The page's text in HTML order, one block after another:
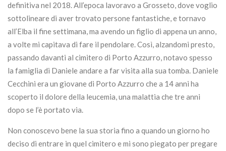
definitiva nel 2018. All’epoca lavoravo a Grosseto, dove voglio
sottolineare di aver trovato persone fantastiche, e tornavo
all’Elba il fine settimana, ma avendo un figlio di appena un anno,
a volte mi capitava di fare il pendolare. Così, alzandomi presto,
passando davanti al cimitero di Porto Azzurro, notavo spesso
la famiglia di Daniele andare a far visita alla sua tomba. Daniele
Cecchini era un giovane di Porto Azzurro che a 14 anni ha
scoperto il dolore della leucemia, una malattia che tre anni
dopo se l’è portato via.
Non conoscevo bene la sua storia fino a quando un giorno ho
deciso di entrare in quel cimitero e mi sono piegato per pregare